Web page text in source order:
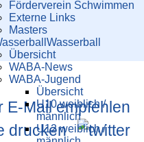
Förderverein Schwimmen
Externe Links
Masters
Wasser­ball
Übersicht
WABA-News
WABA-Jugend
Übersicht
U10 weiblich /
männlich
U12 weiblich /